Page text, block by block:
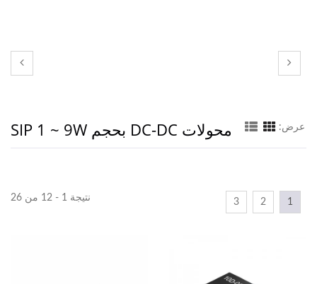
محولات DC-DC بحجم SIP 1 ~ 9W عرض:
نتيجة 1 - 12 من 26 1
2
3